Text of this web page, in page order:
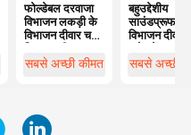
फोल्डेबल दरवाजा
विभाजन लकड़ी के
विभाजन दीवार चल
सबसे अच्छी कीमत
बहुउद्देशीय
साउंडप्रूफ
विभाजन दीवारें
एल्यूमीनियम
सबसे अच्छी